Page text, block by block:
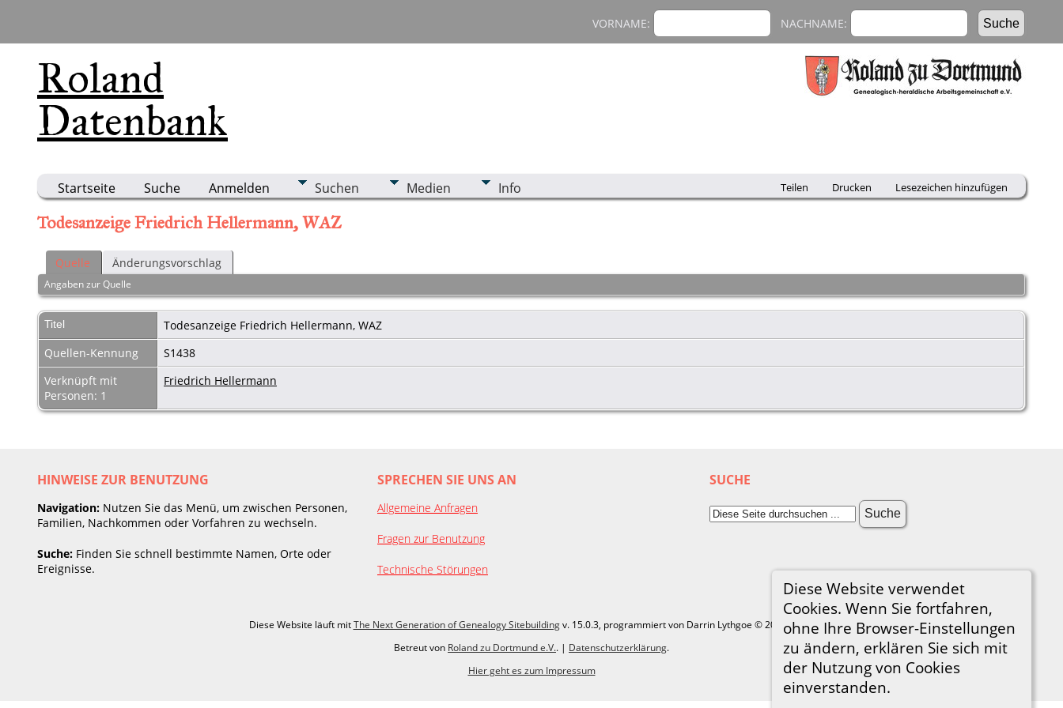
Roland
Datenbank
VORNAME: NACHNAME:
Startseite Suche Anmelden Suchen Medien Info Teilen Drucken Lesezeichen hinzufügen
Diese Website verwendet
Cookies. Wenn Sie fortfahren,
ohne Ihre Browser-Einstellungen
zu ändern, erklären Sie sich mit
der Nutzung von Cookies
einverstanden.
Todesanzeige Friedrich Hellermann, WAZ
Quelle Änderungsvorschlag
Angaben zur Quelle
Titel
Todesanzeige Friedrich Hellermann, WAZ
Quellen-Kennung
S1438
Verknüpft mit
Personen: 1
Friedrich Hellermann
HINWEISE ZUR BENUTZUNG
Navigation: Nutzen Sie das Menü, um zwischen Personen,
Familien, Nachkommen oder Vorfahren zu wechseln.
Suche: Finden Sie schnell bestimmte Namen, Orte oder
Ereignisse.
SPRECHEN SIE UNS AN
Allgemeine Anfragen
Fragen zur Benutzung
Technische Störungen
SUCHE
Diese Website läuft mitThe Next Generation of Genealogy Sitebuildingv. 15.0.3, programmiert von Darrin Lythgoe © 2001-2026.
Betreut von Roland zu Dortmund e.V.. | Datenschutzerklärung.
Hier geht es zum Impressum